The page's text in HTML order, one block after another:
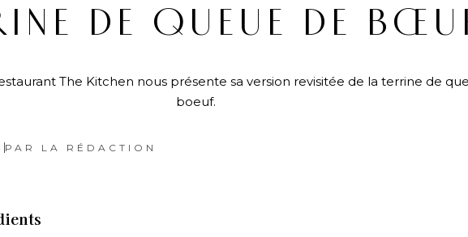
DE QUEUE DE
The Kitchen nous présente sa version revisitée de la terrine de
boeuf.
PAR LA RÉDACTION